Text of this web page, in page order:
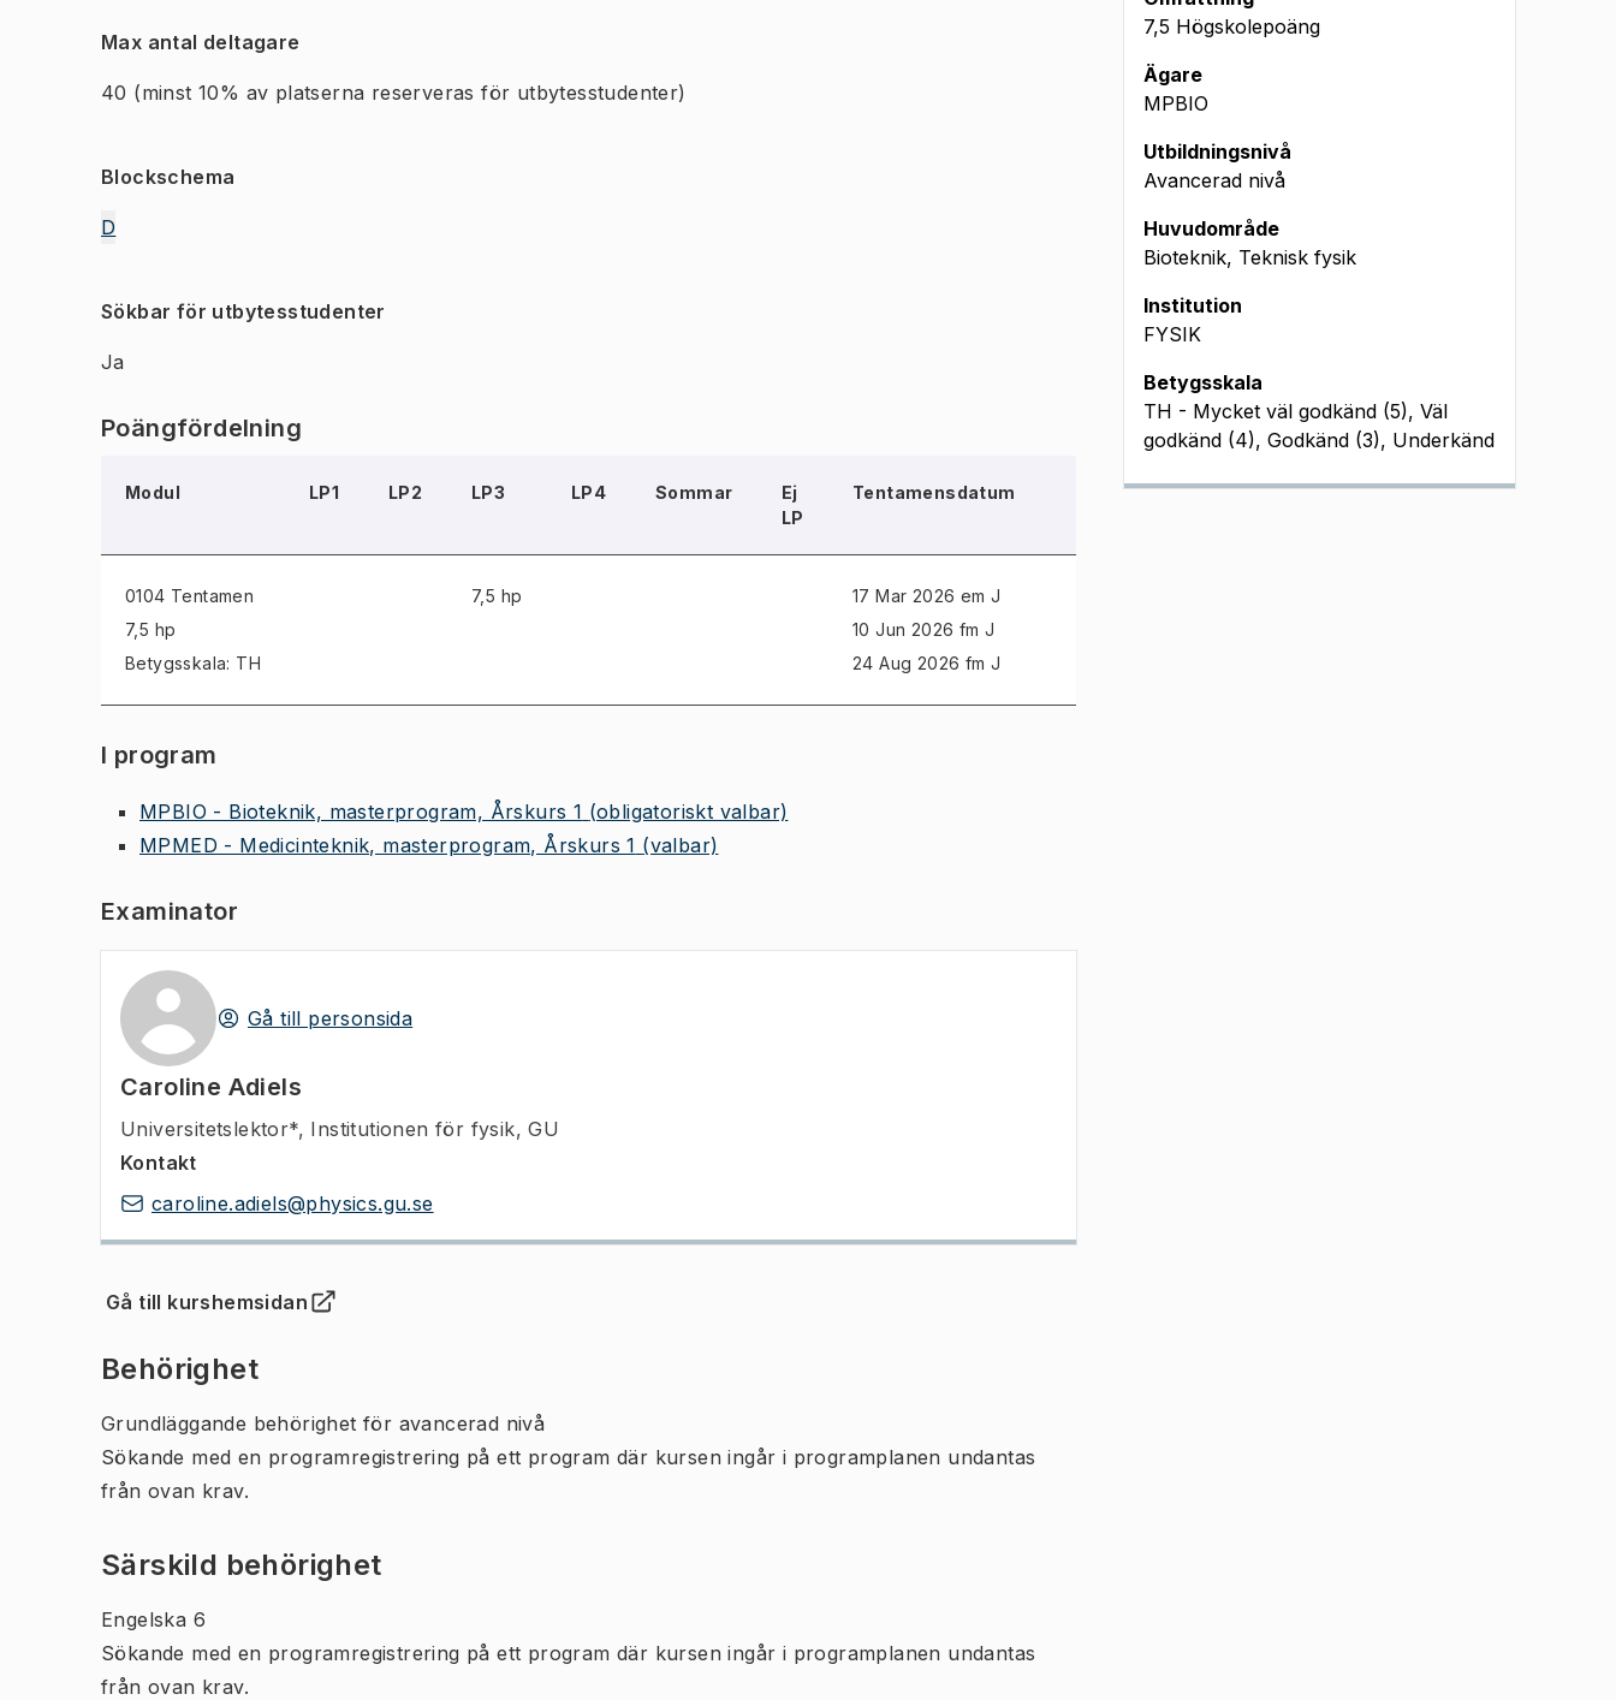
Max antal deltagare
40 (minst 10% av platserna reserveras för utbytesstudenter)
Blockschema
D
Sökbar för utbytesstudenter
Ja
Poängfördelning
Modul LP1 LP2 LP3 LP4 Sommar
Ej
LP
Tentamensdatum
0104 Tentamen
7,5 hp
Betygsskala: TH
7,5 hp
17 Mar 2026 em J
10 Jun 2026 fm J
24 Aug 2026 fm J
I program
MPBIO - Bioteknik, masterprogram, Årskurs 1 (obligatoriskt valbar)
MPMED - Medicinteknik, masterprogram, Årskurs 1 (valbar)
Examinator
Gå till personsida
Caroline Adiels
Universitetslektor*, Institutionen för fysik, GU
Kontakt
caroline.adiels@physics.gu.se
Gå till kurshemsidan
(Öppnas i ny flik)
Behörighet
Grundläggande behörighet för avancerad nivå
Sökande med en programregistrering på ett program där kursen ingår i programplanen undantas
från ovan krav.
Särskild behörighet
Engelska 6
Sökande med en programregistrering på ett program där kursen ingår i programplanen undantas
från ovan krav.
7,5 Högskolepoäng
Ägare
MPBIO
Utbildningsnivå
Avancerad nivå
Huvudområde
Bioteknik, Teknisk fysik
Institution
FYSIK
Betygsskala
TH - Mycket väl godkänd (5), Väl
godkänd (4), Godkänd (3), Underkänd